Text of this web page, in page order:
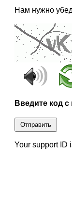
Нам нужно
Введите код с
Отправить
Your support ID